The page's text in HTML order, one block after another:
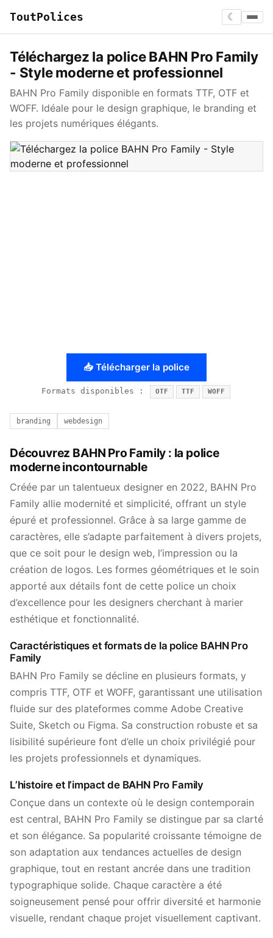
ToutPolices ☾
Téléchargez la police BAHN Pro Family
- Style moderne et professionnel
BAHN Pro Family disponible en formats TTF, OTF et
WOFF. Idéale pour le design graphique, le branding et
les projets numériques élégants.
📥 Télécharger la police
Formats disponibles : OTF TTF WOFF
branding webdesign
Découvrez BAHN Pro Family : la police
moderne incontournable
Créée par un talentueux designer en 2022, BAHN Pro
Family allie modernité et simplicité, offrant un style
épuré et professionnel. Grâce à sa large gamme de
caractères, elle s’adapte parfaitement à divers projets,
que ce soit pour le design web, l’impression ou la
création de logos. Les formes géométriques et le soin
apporté aux détails font de cette police un choix
d’excellence pour les designers cherchant à marier
esthétique et fonctionnalité.
Caractéristiques et formats de la police BAHN Pro
Family
BAHN Pro Family se décline en plusieurs formats, y
compris TTF, OTF et WOFF, garantissant une utilisation
fluide sur des plateformes comme Adobe Creative
Suite, Sketch ou Figma. Sa construction robuste et sa
lisibilité supérieure font d’elle un choix privilégié pour
les projets professionnels et dynamiques.
L’histoire et l’impact de BAHN Pro Family
Conçue dans un contexte où le design contemporain
est central, BAHN Pro Family se distingue par sa clarté
et son élégance. Sa popularité croissante témoigne de
son adaptation aux tendances actuelles de design
graphique, tout en restant ancrée dans une tradition
typographique solide. Chaque caractère a été
soigneusement pensé pour offrir diversité et harmonie
visuelle, rendant chaque projet visuellement captivant.